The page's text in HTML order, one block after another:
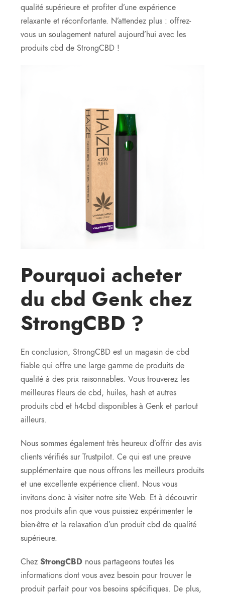
qualité supérieure et profiter d’une expérience
relaxante et réconfortante. N’attendez plus : offrez-
vous un soulagement naturel aujourd’hui avec les
produits cbd de StrongCBD !
Pourquoi acheter
du cbd Genk chez
StrongCBD ?
En conclusion, StrongCBD est un magasin de cbd
fiable qui offre une large gamme de produits de
qualité à des prix raisonnables. Vous trouverez les
meilleures fleurs de cbd, huiles, hash et autres
produits cbd et h4cbd disponibles à Genk et partout
ailleurs.
Nous sommes également très heureux d’offrir des avis
clients vérifiés sur Trustpilot. Ce qui est une preuve
supplémentaire que nous offrons les meilleurs produits
et une excellente expérience client. Nous vous
invitons donc à visiter notre site Web. Et à découvrir
nos produits afin que vous puissiez expérimenter le
bien-être et la relaxation d’un produit cbd de qualité
supérieure.
Chez StrongCBD nous partageons toutes les
informations dont vous avez besoin pour trouver le
produit parfait pour vos besoins spécifiques. De plus,